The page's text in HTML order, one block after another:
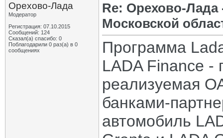
Орехово-Лада
Модератор
Регистрация: 07.10.2015
Сообщений: 124
Сказал(а) спасибо: 0
Поблагодарили 0 раз(а) в 0
сообщениях
Re: Орехово-
Московской
Программа
LADA Finance -
реализуемая
банками-
автомобиль